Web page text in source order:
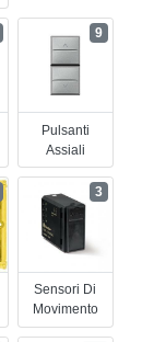
Pulsanti
Assiali
9
Sensori Di
Movimento
3